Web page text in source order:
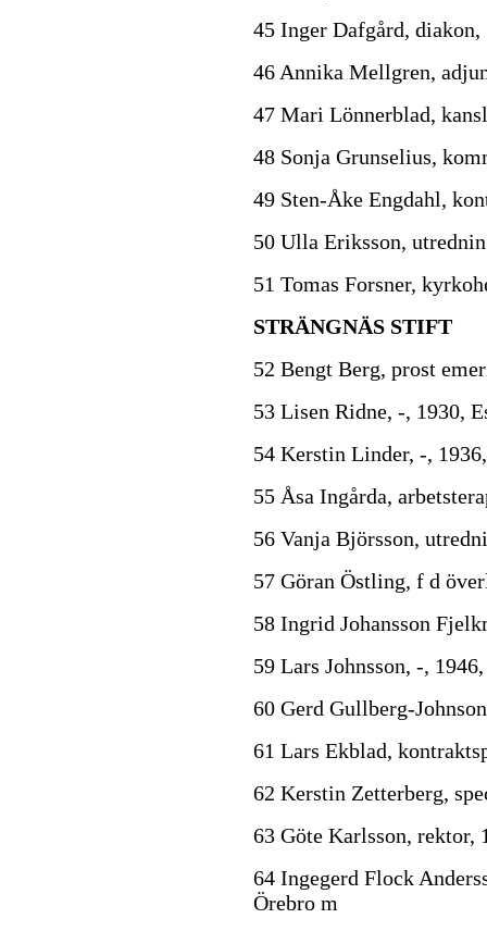
45 Inger Dafgård, diakon,
46 Annika Mellgren,
47 Mari Lönnerblad,
48 Sonja Grunselius,
49 Sten-Åke Engdahl,
50 Ulla Eriksson,
51 Tomas Forsner,
STRÄNGNÄS STIFT
52 Bengt Berg, prost
53 Lisen Ridne, -, 1930,
54 Kerstin Linder, -,
55 Åsa Ingårda,
56 Vanja Björsson,
57 Göran Östling, f d
58 Ingrid Johansson
59 Lars Johnsson, -,
60 Gerd Gullberg-
61 Lars Ekblad,
62 Kerstin Zetterberg,
63 Göte Karlsson, rektor,
64 Ingegerd Flock
Örebro m